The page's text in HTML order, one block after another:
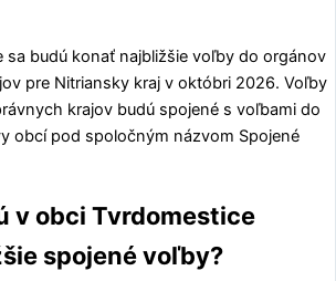
sa budú konať najbližšie voľby do orgánov
pre Nitriansky kraj v októbri 2026. Voľby
krajov budú spojené s voľbami do
obcí pod spoločným názvom Spojené
v obci Tvrdomestice
spojené voľby?